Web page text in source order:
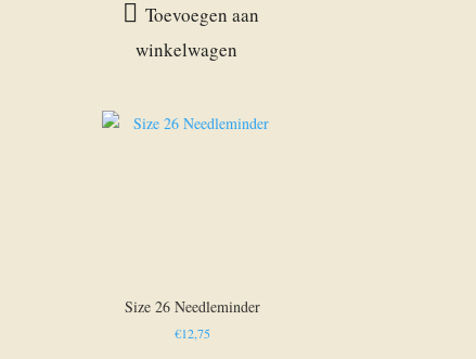
Toevoegen aan
winkelwagen
Size 26 Needleminder
€12,75